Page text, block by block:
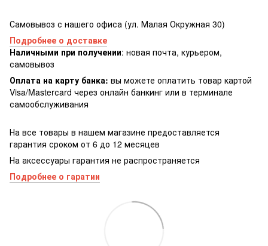
Самовывоз с нашего офиса (ул. Малая Окружная 30)
Подробнее о доставке
Наличными при получении: новая почта, курьером,
самовывоз
Оплата на карту банка: вы можете оплатить товар картой
Visa/Masterсard через онлайн банкинг или в терминале
самообслуживания
На все товары в нашем магазине предоставляется
гарантия сроком от 6 до 12 месяцев
На аксессуары гарантия не распространяется
Подробнее о гаратии